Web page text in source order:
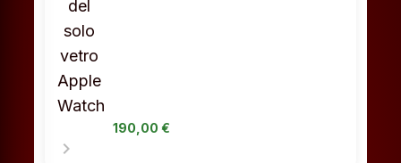
190,00 €
chevron_right